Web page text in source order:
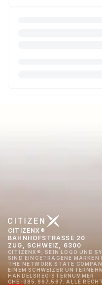
CITIZENX®
BAHNHOFSTRASSE 20
ZUG, SCHWEIZ, 6300
CITIZENX®, SEIN LOGO UND
SIND EINGETRAGENE MARKEN
THE NETWORK STATE
EINEM SCHWEIZER
HANDELSREGISTERNUMMER
CHE-385.997.597. ALLE